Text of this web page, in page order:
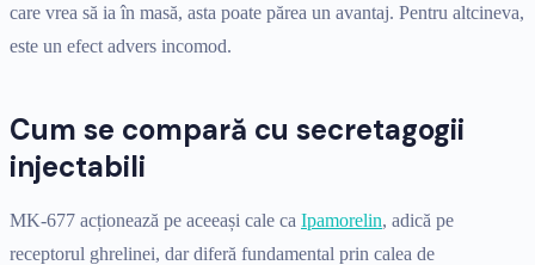
care vrea să ia în masă, asta poate părea un avantaj. Pentru altcineva,
este un efect advers incomod.
Cum se compară cu secretagogii
injectabili
MK-677 acționează pe aceeași cale ca Ipamorelin, adică pe
receptorul ghrelinei, dar diferă fundamental prin calea de